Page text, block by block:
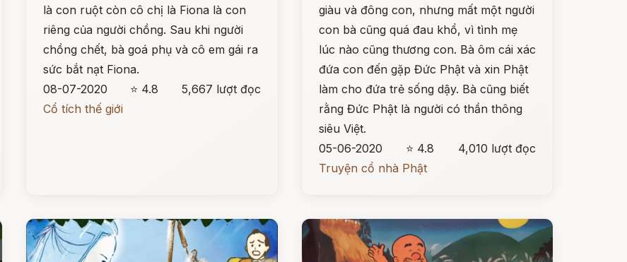
là con ruột còn cô chị là Fiona là con
riêng của người chồng. Sau khi người
chồng chết, bà goá phụ và cô em gái ra
sức bắt nạt Fiona.
08-07-2020
⭐ 4.8
5,667 lượt đọc
Cổ tích thế giới
giàu và đông con, nhưng mất một người
con bà cũng quá đau khổ, vì tình mẹ
lúc nào cũng thương con. Bà ôm cái xác
đứa con đến gặp Đức Phật và xin Phật
làm cho đứa trẻ sống dậy. Bà cũng biết
rằng Đức Phật là người có thần thông
siêu Việt.
05-06-2020
⭐ 4.8
4,010 lượt đọc
Truyện cổ nhà Phật